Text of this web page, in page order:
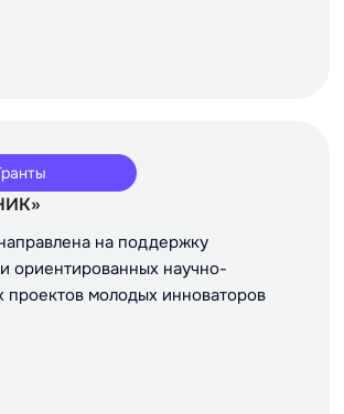
на поддержку
ориентированных научно-
проектов молодых инноваторов